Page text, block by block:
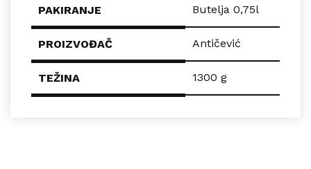
PAKIRANJE Butelja 0,75l
PROIZVOĐAČ Antičević
TEŽINA 1300 g